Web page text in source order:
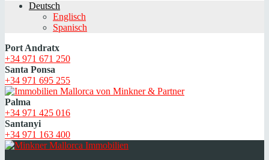
Deutsch
Englisch
Spanisch
Port Andratx
+34 971 671 250
Santa Ponsa
+34 971 695 255
Palma
+34 971 425 016
Santanyi
+34 971 163 400